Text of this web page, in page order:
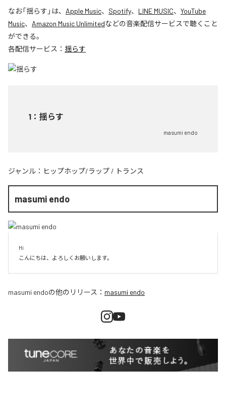
なお「揺らす 」は、 Apple Music、 Spotify、 LINE MUSIC、 YouTube
Music、 Amazon Music Unlimitedなどの音楽配信サービスで聴くこと
ができる。
各配信サービス： 揺らす
1 ： 揺らす
masumi endo
ジャンル： ヒップホップ/ラップ / トランス
masumi endo
Hi
こんにちは、よろしくお願いします。
masumi endoの他のリリース： masumi endo